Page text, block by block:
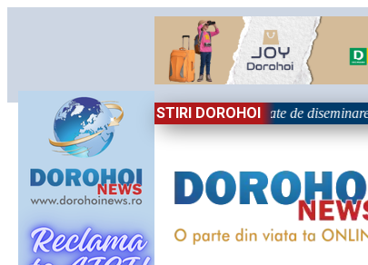
STIRI DOROHOI
„Grigore Ghica” Dorohoi - Activitate de diseminare a